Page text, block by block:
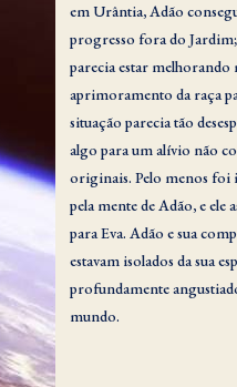
em Urântia, Adão
progresso fora do
parecia estar
aprimoramento da raça
situação parecia tão
algo para um alívio não
originais. Pelo menos foi
pela mente de Adão, e ele
para Eva. Adão e sua
estavam isolados da sua
profundamente
mundo.